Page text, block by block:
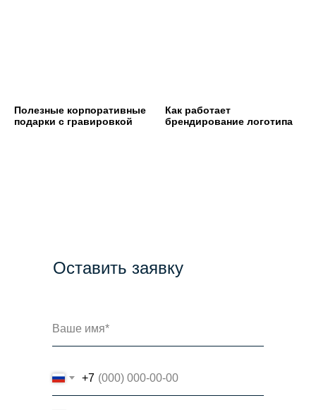
Полезные корпоративные
подарки с гравировкой
Как работает
брендирование логотипа
Оставить заявку
+7